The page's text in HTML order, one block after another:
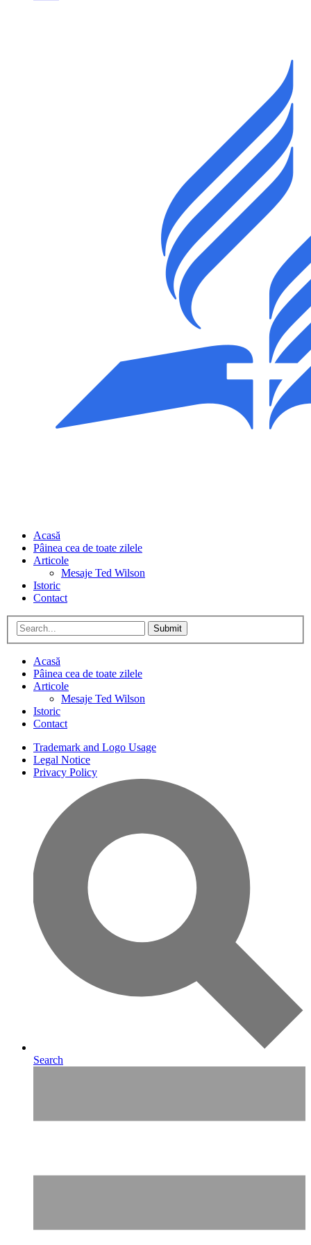
Acasă
Pâinea cea de toate zilele
Articole
Mesaje Ted Wilson
Istoric
Contact
Submit
Acasă
Pâinea cea de toate zilele
Articole
Mesaje Ted Wilson
Istoric
Contact
Trademark and Logo Usage
Legal Notice
Privacy Policy
Search